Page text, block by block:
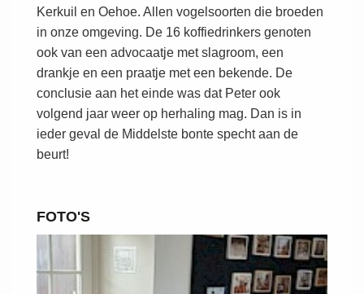
Kerkuil en Oehoe. Allen vogelsoorten die broeden
in onze omgeving. De 16 koffiedrinkers genoten
ook van een advocaatje met slagroom, een
drankje en een praatje met een bekende. De
conclusie aan het einde was dat Peter ook
volgend jaar weer op herhaling mag. Dan is in
ieder geval de Middelste bonte specht aan de
beurt!
FOTO'S